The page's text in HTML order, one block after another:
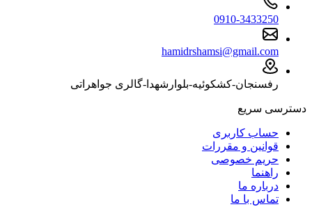
0910-3433250
hamidrshamsi@gmail.com
رفسنجان-کشکوئیه-بلوارشهدا-گالری جواهراتی
دسترسی سریع
حساب کاربری
قوانین و مقررات
حریم خصوصی
راهنما
درباره ما
تماس با ما